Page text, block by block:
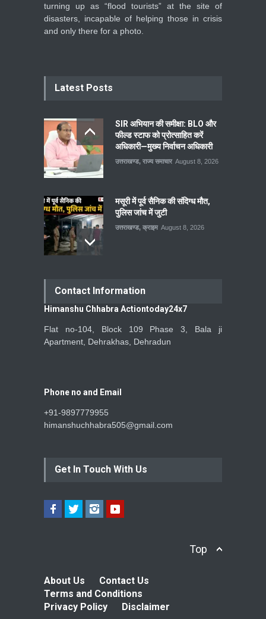
turning up as “flood tourists” at the site of
disasters, incapable of helping those in crisis
and only there for a photo.
Latest Posts
SIR अभियान की समीक्षा: BLO और
फील्ड स्टाफ को प्रोत्साहित करें
अधिकारी—मुख्य निर्वाचन अधिकारी
उत्तराखण्ड, राज्य समाचार August 8, 2026
मसूरी में पूर्व सैनिक की संदिग्ध मौत,
पुलिस जांच में जुटी
उत्तराखण्ड, क्राइम August 8, 2026
Contact Information
Himanshu Chhabra Actiontoday24x7
Flat no-104, Block 109 Phase 3, Bala ji
Apartment, Dehrakhas, Dehradun
Phone no and Email
+91-9897779955
himanshuchhabra505@gmail.com
Get In Touch With Us
Top
About Us
Contact Us
Terms and Conditions
Privacy Policy
Disclaimer